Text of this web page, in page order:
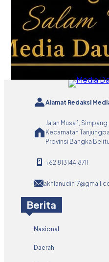
Alamat Redaksi
Jalan Musa 1,
Kecamatan
Provinsi Bangka
+62 81314418711
Berita
Nasional
Daerah